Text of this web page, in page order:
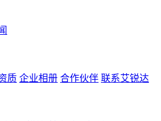
质 企业相册 合作伙伴 联系艾锐达